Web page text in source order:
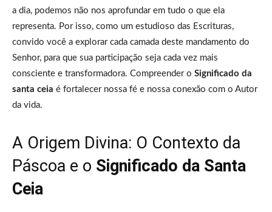
a dia, podemos não nos aprofundar em tudo o que ela
representa. Por isso, como um estudioso das Escrituras,
convido você a explorar cada camada deste mandamento do
Senhor, para que sua participação seja cada vez mais
consciente e transformadora. Compreender o Significado da
santa ceia é fortalecer nossa fé e nossa conexão com o Autor
da vida.
A Origem Divina: O Contexto da
Páscoa e o Significado da Santa
Ceia